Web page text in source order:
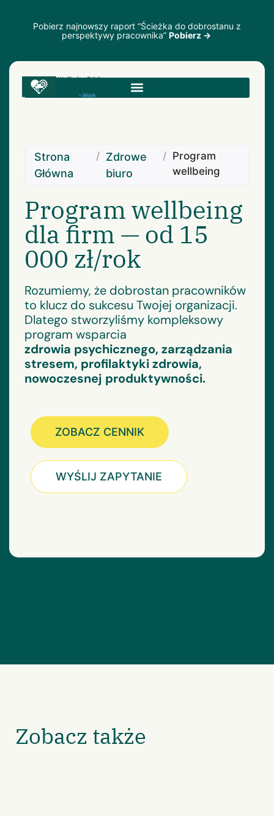
Pobierz najnowszy raport “Ścieżka do dobrostanu z
perspektywy pracownika” Pobierz →
Strona
Główna
/ Zdrowe
biuro
/ Program
wellbeing
Program wellbeing
dla firm — od 15
000 zł/rok
Rozumiemy, że dobrostan pracowników
to klucz do sukcesu Twojej organizacji.
Dlatego stworzyliśmy kompleksowy
program wsparcia
zdrowia psychicznego, zarządzania
stresem, profilaktyki zdrowia,
nowoczesnej produktywności.
ZOBACZ CENNIK
WYŚLIJ ZAPYTANIE
Zobacz także